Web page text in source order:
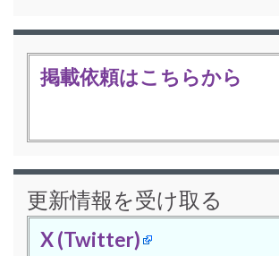
掲載依頼はこちらから
更新情報を受け取る
X (Twitter)